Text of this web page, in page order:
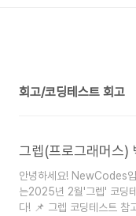
회고/코딩테스트 회고
안녕하세요! NewCodes
는2025년 2월'그렙' 코딩
다! 📌 그렙 코딩테스트 참